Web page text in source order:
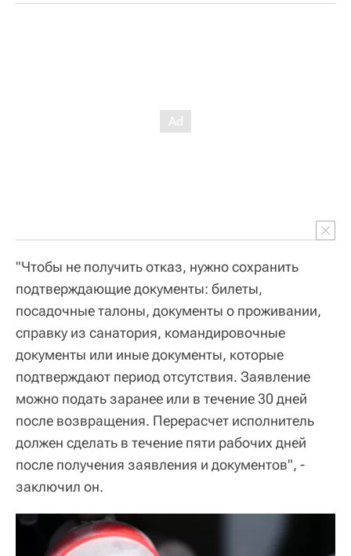
"Чтобы не получить отказ, нужно сохранить
подтверждающие документы: билеты,
посадочные талоны, документы о проживании,
справку из санатория, командировочные
документы или иные документы, которые
подтверждают период отсутствия. Заявление
можно подать заранее или в течение 30 дней
после возвращения. Перерасчет исполнитель
должен сделать в течение пяти рабочих дней
после получения заявления и документов", -
заключил он.